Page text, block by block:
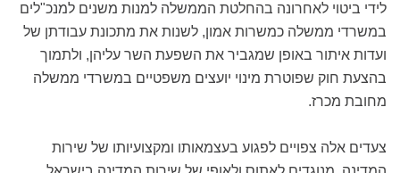
לידי ביטוי לאחרונה בהחלטת הממשלה למנות משנים למנכ"לים
במשרדי ממשלה כמשרות אמון, לשנות את מתכונת עבודתן של
ועדות איתור באופן שמגביר את השפעת השר עליהן, ולתמוך
בהצעת חוק שפוטרת מינוי יועצים משפטיים במשרדי ממשלה
מחובת מכרז.
צעדים אלה צפויים לפגוע בעצמאותו ומקצועיותו של שירות